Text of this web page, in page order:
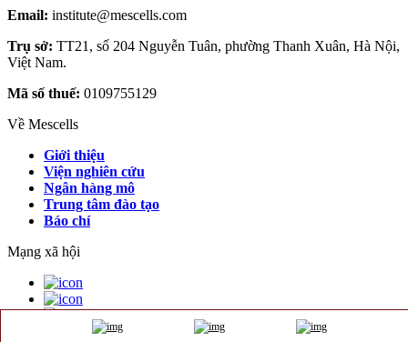
Email: institute@mescells.com
Trụ sở: TT21, số 204 Nguyễn Tuân, phường Thanh Xuân, Hà Nội,
Việt Nam.
Mã số thuế: 0109755129
Về Mescells
Giới thiệu
Viện nghiên cứu
Ngân hàng mô
Trung tâm đào tạo
Báo chí
Mạng xã hội